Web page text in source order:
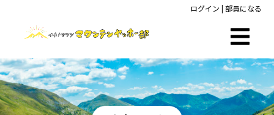
ログイン | 部員になる